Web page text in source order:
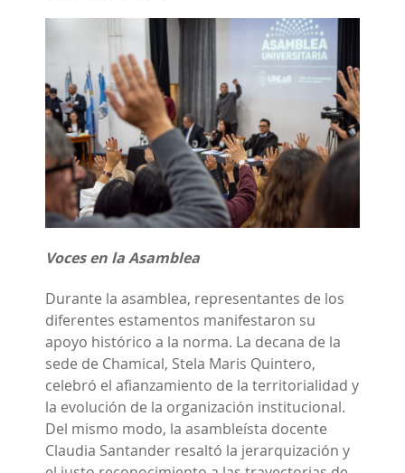
Voces en la Asamblea
Durante la asamblea, representantes de los
diferentes estamentos manifestaron su
apoyo histórico a la norma. La decana de la
sede de Chamical, Stela Maris Quintero,
celebró el afianzamiento de la territorialidad y
la evolución de la organización institucional.
Del mismo modo, la asambleísta docente
Claudia Santander resaltó la jerarquización y